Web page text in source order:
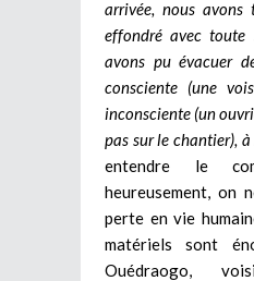
arrivée, nous
effondré avec toute
avons pu évacuer
consciente (une
inconsciente (un
pas sur le chantier), à
entendre le
heureusement, on
perte en vie
matériels sont
Ouédraogo,